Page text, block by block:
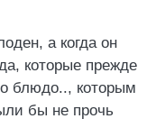
а когда он
которые прежде
блюдо.., которым
бы не прочь